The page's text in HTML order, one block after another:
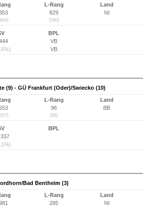
L-Rang
829
(560)
Land
NI
BPL
VB
VB
(9) - GÜ Frankfurt (Oder)/Swiecko (10)
L-Rang
96
(88)
Land
BB
BPL
Bad Bentheim (3)
L-Rang
285
Land
NI